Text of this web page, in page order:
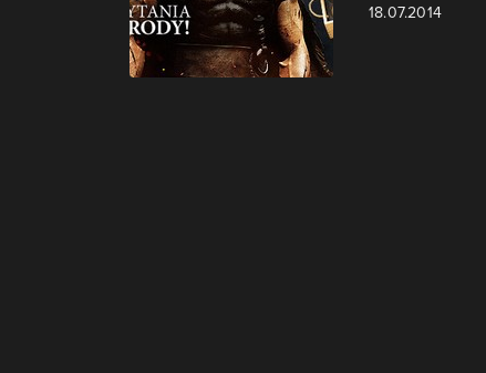
18.07.2014